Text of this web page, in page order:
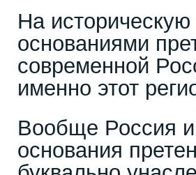
На
основаниями
современной
именно этот
Вообще Россия
основания